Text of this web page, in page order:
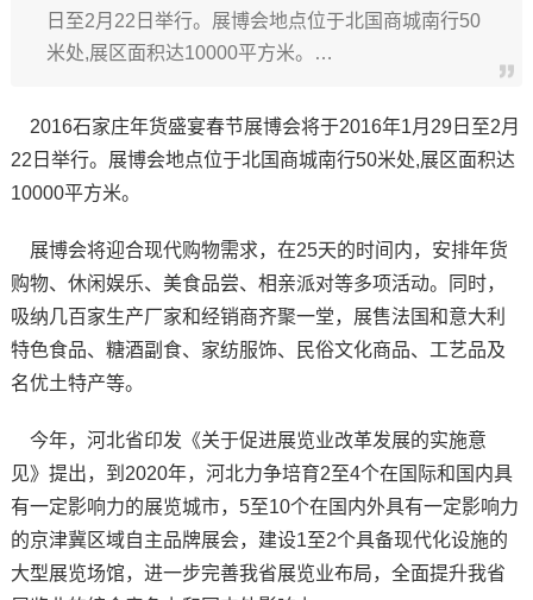
日至2月22日举行。展博会地点位于北国商城南行50
米处,展区面积达10000平方米。…
2016石家庄年货盛宴春节展博会将于2016年1月29日至2月
22日举行。展博会地点位于北国商城南行50米处,展区面积达
10000平方米。
展博会将迎合现代购物需求，在25天的时间内，安排年货
购物、休闲娱乐、美食品尝、相亲派对等多项活动。同时，
吸纳几百家生产厂家和经销商齐聚一堂，展售法国和意大利
特色食品、糖酒副食、家纺服饰、民俗文化商品、工艺品及
名优土特产等。
今年，河北省印发《关于促进展览业改革发展的实施意
见》提出，到2020年，河北力争培育2至4个在国际和国内具
有一定影响力的展览城市，5至10个在国内外具有一定影响力
的京津冀区域自主品牌展会，建设1至2个具备现代化设施的
大型展览场馆，进一步完善我省展览业布局，全面提升我省